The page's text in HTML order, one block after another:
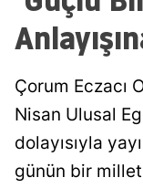
Çorum Eczacı
Nisan Ulusal
dolayısıyla
günün bir